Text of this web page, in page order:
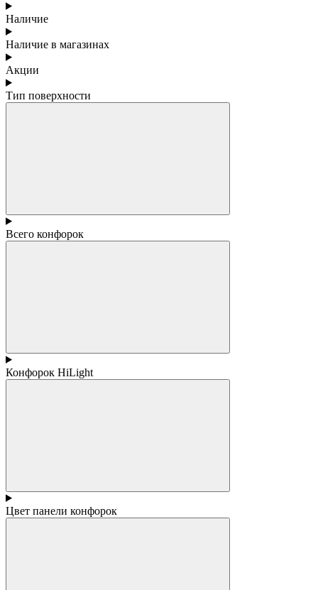
Наличие
Наличие в магазинах
Акции
Тип поверхности
Всего конфорок
Конфорок HiLight
Цвет панели конфорок